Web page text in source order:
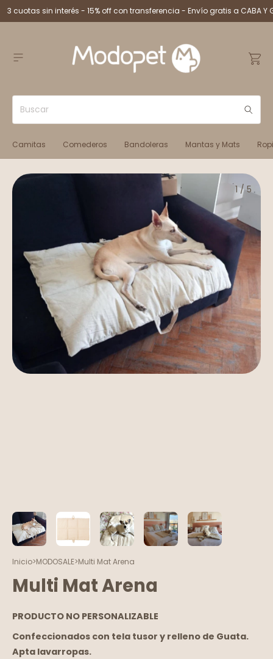
3 cuotas sin interés - 15% off con transferencia - Envío gratis a CABA Y
Camitas Comederos Bandoleras Mantas y Mats
1/5
Inicio>MODOSALE>Multi Mat Arena
Multi Mat Arena
PRODUCTO NO PERSONALIZABLE
Confeccionados con tela tusor y relleno de Guata.
Apta lavarropas.